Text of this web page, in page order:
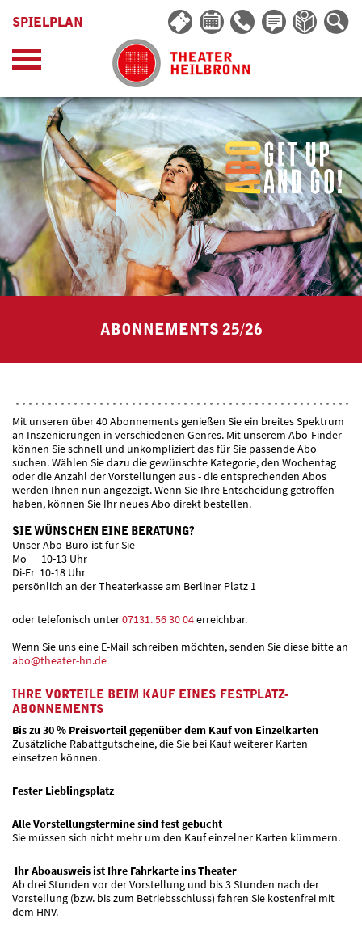
SPIELPLAN
ABONNEMENTS 25/26
Mit unseren über 40 Abonnements genießen Sie ein breites Spektrum
an Inszenierungen in verschiedenen Genres. Mit unserem Abo-Finder
können Sie schnell und unkompliziert das für Sie passende Abo
suchen. Wählen Sie dazu die gewünschte Kategorie, den Wochentag
oder die Anzahl der Vorstellungen aus - die entsprechenden Abos
werden Ihnen nun angezeigt. Wenn Sie Ihre Entscheidung getroffen
haben, können Sie Ihr neues Abo direkt bestellen.
SIE WÜNSCHEN EINE BERATUNG?
Unser Abo-Büro ist für Sie
Mo 10-13 Uhr
Di-Fr 10-18 Uhr
persönlich an der Theaterkasse am Berliner Platz 1
oder telefonisch unter07131. 56 30 04erreichbar.
Wenn Sie uns eine E-Mail schreiben möchten, senden Sie diese bitte an
abo@theater-hn.de
IHRE VORTEILE BEIM KAUF EINES FESTPLATZ-
ABONNEMENTS
Bis zu 30 % Preisvorteil gegenüber dem Kauf von Einzelkarten
Zusätzliche Rabattgutscheine, die Sie bei Kauf weiterer Karten
einsetzen können.
Fester Lieblingsplatz
Alle Vorstellungstermine sind fest gebucht
Sie müssen sich nicht mehr um den Kauf einzelner Karten kümmern.
Ihr Aboausweis ist Ihre Fahrkarte ins Theater
Ab drei Stunden vor der Vorstellung und bis 3 Stunden nach der
Vorstellung (bzw. bis zum Betriebsschluss) fahren Sie kostenfrei mit
dem HNV.